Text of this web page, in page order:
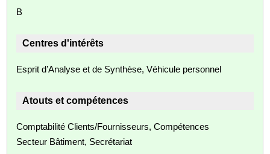
B
Centres d'intérêts
Esprit d’Analyse et de Synthèse, Véhicule personnel
Atouts et compétences
Comptabilité Clients/Fournisseurs, Compétences
Secteur Bâtiment, Secrétariat